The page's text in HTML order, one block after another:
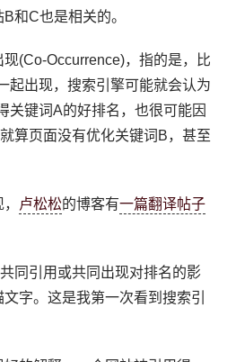
和C也是相关的。
(Co-Occurrence)，指的是，比
起出现，搜索引擎可能就会认为
关键词A的好排名，也很可能因
算页面没有优化关键词B，甚至
卢松松的博客有一篇翻译帖子
同引用或共同出现对排名的影
字。这是我第一次看到搜索引